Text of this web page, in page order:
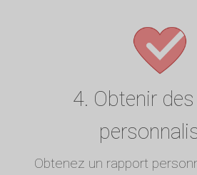
4. Obtenir
Obtenez un rapport